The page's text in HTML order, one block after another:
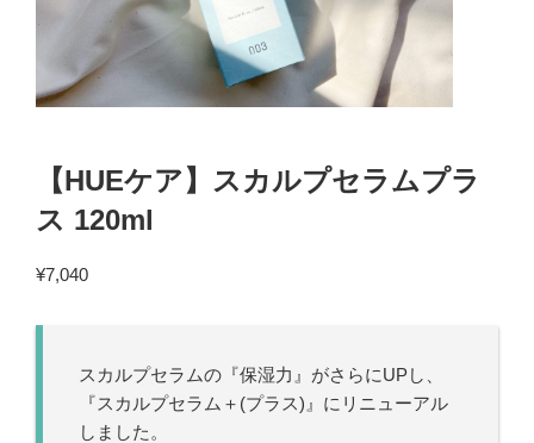
【HUEケア】スカルプセラムプラ
ス 120ml
¥7,040
スカルプセラムの『保湿力』がさらにUPし、
『スカルプセラム＋(プラス)』にリニューアル
しました。